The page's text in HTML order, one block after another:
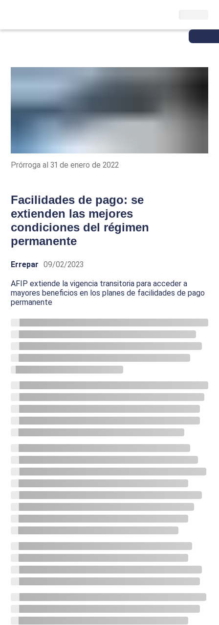
Prórroga al 31 de enero de 2022
Facilidades de pago: se
extienden las mejores
condiciones del régimen
permanente
Errepar 09/02/2023
AFIP extiende la vigencia transitoria para acceder a
mayores beneficios en los planes de facilidades de pago
permanente